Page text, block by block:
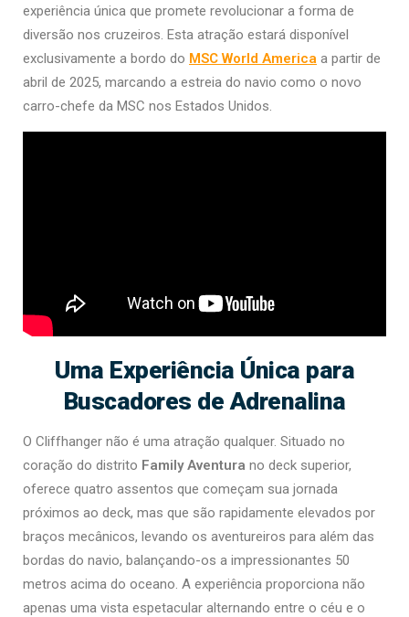
experiência única que promete revolucionar a forma de
diversão nos cruzeiros. Esta atração estará disponível
exclusivamente a bordo do MSC World America a partir de
abril de 2025, marcando a estreia do navio como o novo
carro-chefe da MSC nos Estados Unidos.
Uma Experiência Única para
Buscadores de Adrenalina
O Cliffhanger não é uma atração qualquer. Situado no
coração do distrito Family Aventura no deck superior,
oferece quatro assentos que começam sua jornada
próximos ao deck, mas que são rapidamente elevados por
braços mecânicos, levando os aventureiros para além das
bordas do navio, balançando-os a impressionantes 50
metros acima do oceano. A experiência proporciona não
apenas uma vista espetacular alternando entre o céu e o